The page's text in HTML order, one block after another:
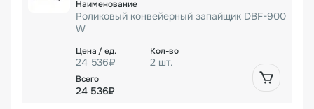
Роликовый конвейерный запайщик DBF-900
W
24 536₽ 2 шт.
24 536₽